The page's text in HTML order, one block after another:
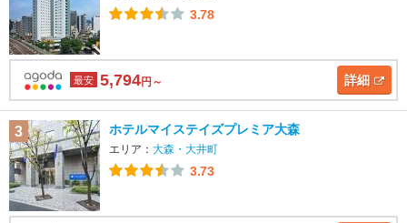
3.78
最安 5,794円～ 詳細
3 ホテルマイステイズプレミア大森
エリア： 大森・大井町
3.73